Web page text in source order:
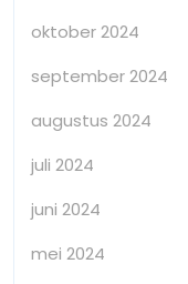
oktober 2024
september 2024
augustus 2024
juli 2024
juni 2024
mei 2024